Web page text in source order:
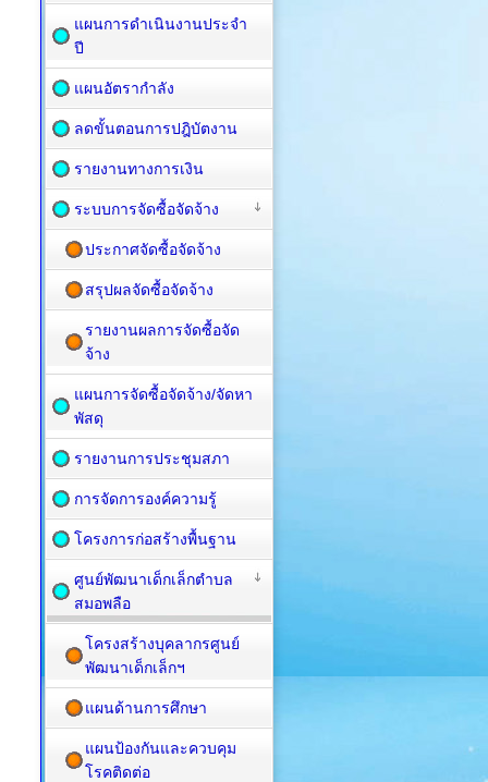
แผนการดำเนินงานประจำ
ปี
แผนอัตรากำลัง
ลดขั้นตอนการปฎิบัตงาน
รายงานทางการเงิน
ระบบการจัดซื้อจัดจ้าง
ประกาศจัดซื้อจัดจ้าง
สรุปผลจัดซื้อจัดจ้าง
รายงานผลการจัดซื้อจัด
จ้าง
แผนการจัดซื้อ​จัดจ้าง/จัดหา
พัสดุ
รายงานการประชุมสภา
การจัดการองค์ความรู้
โครงการก่อสร้างพื้นฐาน
ศูนย์พัฒนาเด็กเล็กตำบล
สมอพลือ
โครงสร้างบุคลากรศูนย์
พัฒนาเด็กเล็กฯ
แผนด้านการศึกษา
แผนป้องกันและควบคุม
โรคติดต่อ